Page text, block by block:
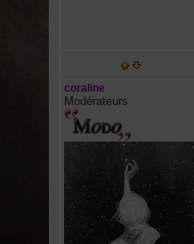
coraline
Modérateurs